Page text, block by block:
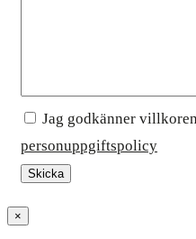
Jag godkänner
personuppgiftspolicy
×